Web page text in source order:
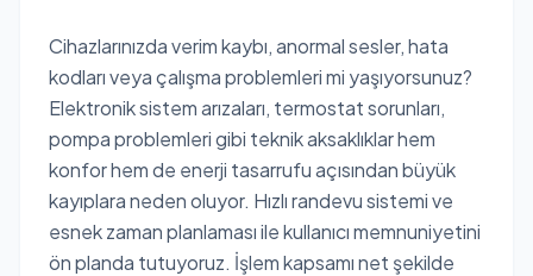
Cihazlarınızda verim kaybı, anormal sesler, hata
kodları veya çalışma problemleri mi yaşıyorsunuz?
Elektronik sistem arızaları, termostat sorunları,
pompa problemleri gibi teknik aksaklıklar hem
konfor hem de enerji tasarrufu açısından büyük
kayıplara neden oluyor. Hızlı randevu sistemi ve
esnek zaman planlaması ile kullanıcı memnuniyetini
ön planda tutuyoruz. İşlem kapsamı net şekilde